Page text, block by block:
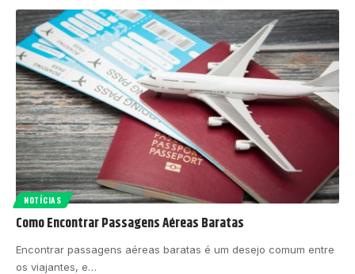
NOTÍCIAS
Como Encontrar Passagens Aéreas Baratas
Encontrar passagens aéreas baratas é um desejo comum entre
os viajantes, e…